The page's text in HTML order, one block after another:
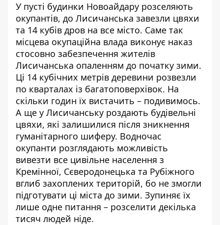
У пусті будинки Новоайдару розселяють
окупантів, до Лисичанська завезли цвяхи
та 14 кубів дров на все місто. Саме так
місцева окупаційна влада виконує наказ
стосовно забезпечення жителів
Лисичанська опаленням до початку зими.
Ці 14 кубічних метрів деревини розвезли
по кварталах із багатоповерхівок. На
скільки годин їх вистачить – подивимось.
А ще у Лисичанську роздають будівельні
цвяхи, які залишилися після зникнення
гуманітарного шиферу. Водночас
окупанти розглядають можливість
вивезти все цивільне населення з
Кремінної, Сєверодонецька та Рубіжного
вглиб захоплених територій, бо не змогли
підготувати ці міста до зими. Зупиняє їх
лише одне питання – розселити декілька
тисяч людей ніде.